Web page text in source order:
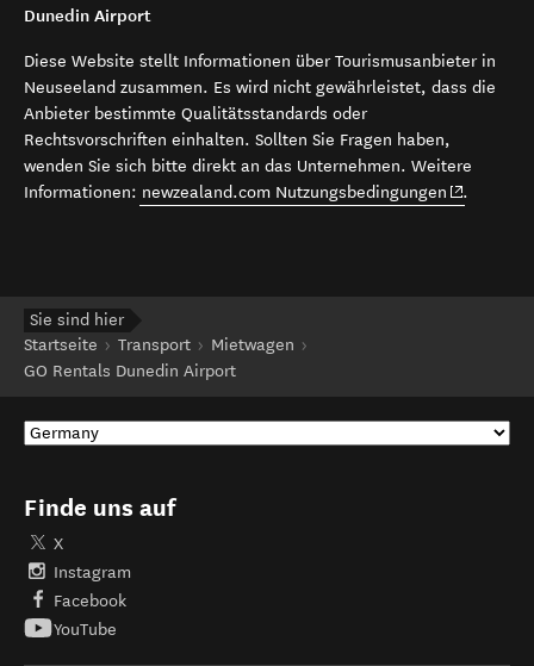
Dunedin Airport
Diese Website stellt Informationen über Tourismusanbieter in
Neuseeland zusammen. Es wird nicht gewährleistet, dass die
Anbieter bestimmte Qualitätsstandards oder
Rechtsvorschriften einhalten. Sollten Sie Fragen haben,
wenden Sie sich bitte direkt an das Unternehmen. Weitere
Informationen: newzealand.com Nutzungsbedingungen (opens in
.
Sie sind hier
Startseite
Transport
Mietwagen
GO Rentals Dunedin Airport
Finde uns auf
X
Instagram
Facebook
YouTube